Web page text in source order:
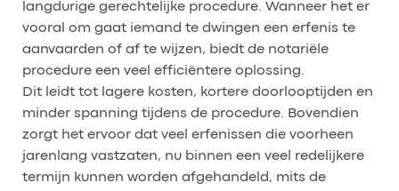
langdurige gerechtelijke procedure. Wanneer het er
vooral om gaat iemand te dwingen een erfenis te
aanvaarden of af te wijzen, biedt de notariële
procedure een veel efficiëntere oplossing.
Dit leidt tot lagere kosten, kortere doorlooptijden en
minder spanning tijdens de procedure. Bovendien
zorgt het ervoor dat veel erfenissen die voorheen
jarenlang vastzaten, nu binnen een veel redelijkere
termijn kunnen worden afgehandeld, mits de